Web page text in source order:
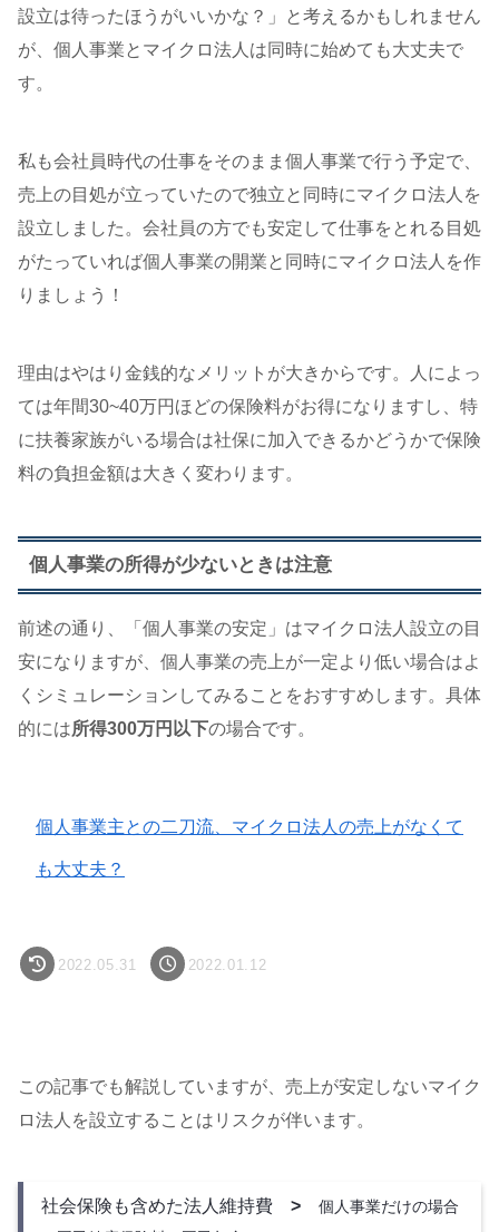
設立は待ったほうがいいかな？」と考えるかもしれません
が、個人事業とマイクロ法人は同時に始めても大丈夫で
す。
私も会社員時代の仕事をそのまま個人事業で行う予定で、
売上の目処が立っていたので独立と同時にマイクロ法人を
設立しました。会社員の方でも安定して仕事をとれる目処
がたっていれば個人事業の開業と同時にマイクロ法人を作
りましょう！
理由はやはり金銭的なメリットが大きからです。人によっ
ては年間30~40万円ほどの保険料がお得になりますし、特
に扶養家族がいる場合は社保に加入できるかどうかで保険
料の負担金額は大きく変わります。
個人事業の所得が少ないときは注意
前述の通り、「個人事業の安定」はマイクロ法人設立の目
安になりますが、個人事業の売上が一定より低い場合はよ
くシミュレーションしてみることをおすすめします。具体
的には所得300万円以下の場合です。
個人事業主との二刀流、マイクロ法人の売上がなくて
も大丈夫？
2022.05.31 2022.01.12
この記事でも解説していますが、売上が安定しないマイク
ロ法人を設立することはリスクが伴います。
社会保険も含めた法人維持費 >
個人事業だけの場合